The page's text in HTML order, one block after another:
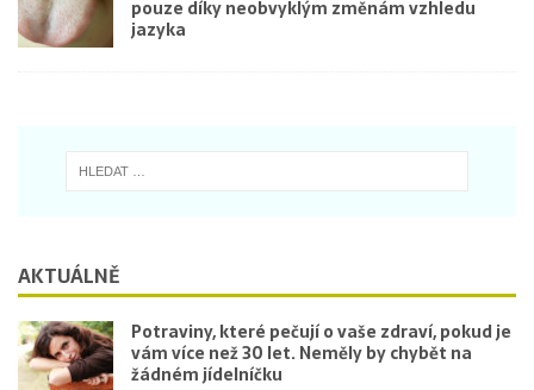
pouze díky neobvyklým změnám vzhledu
jazyka
AKTUÁLNĚ
Potraviny, které pečují o vaše zdraví, pokud je
vám více než 30 let. Neměly by chybět na
žádném jídelníčku